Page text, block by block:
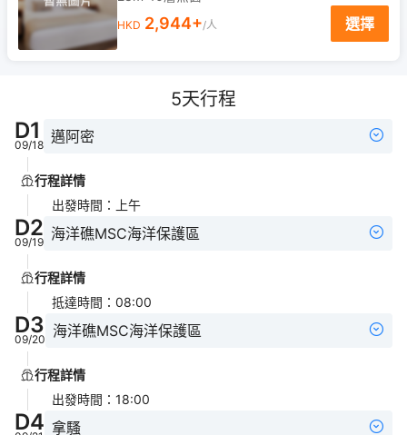
HKD 2,944+/人 選擇
5天行程
D1
09/18 邁阿密
行程詳情
出發時間 ： 上午
D2
09/19 海洋礁MSC海洋保護區
行程詳情
抵達時間 ： 08:00
D3
09/20 海洋礁MSC海洋保護區
行程詳情
出發時間 ： 18:00
D4 拿騷